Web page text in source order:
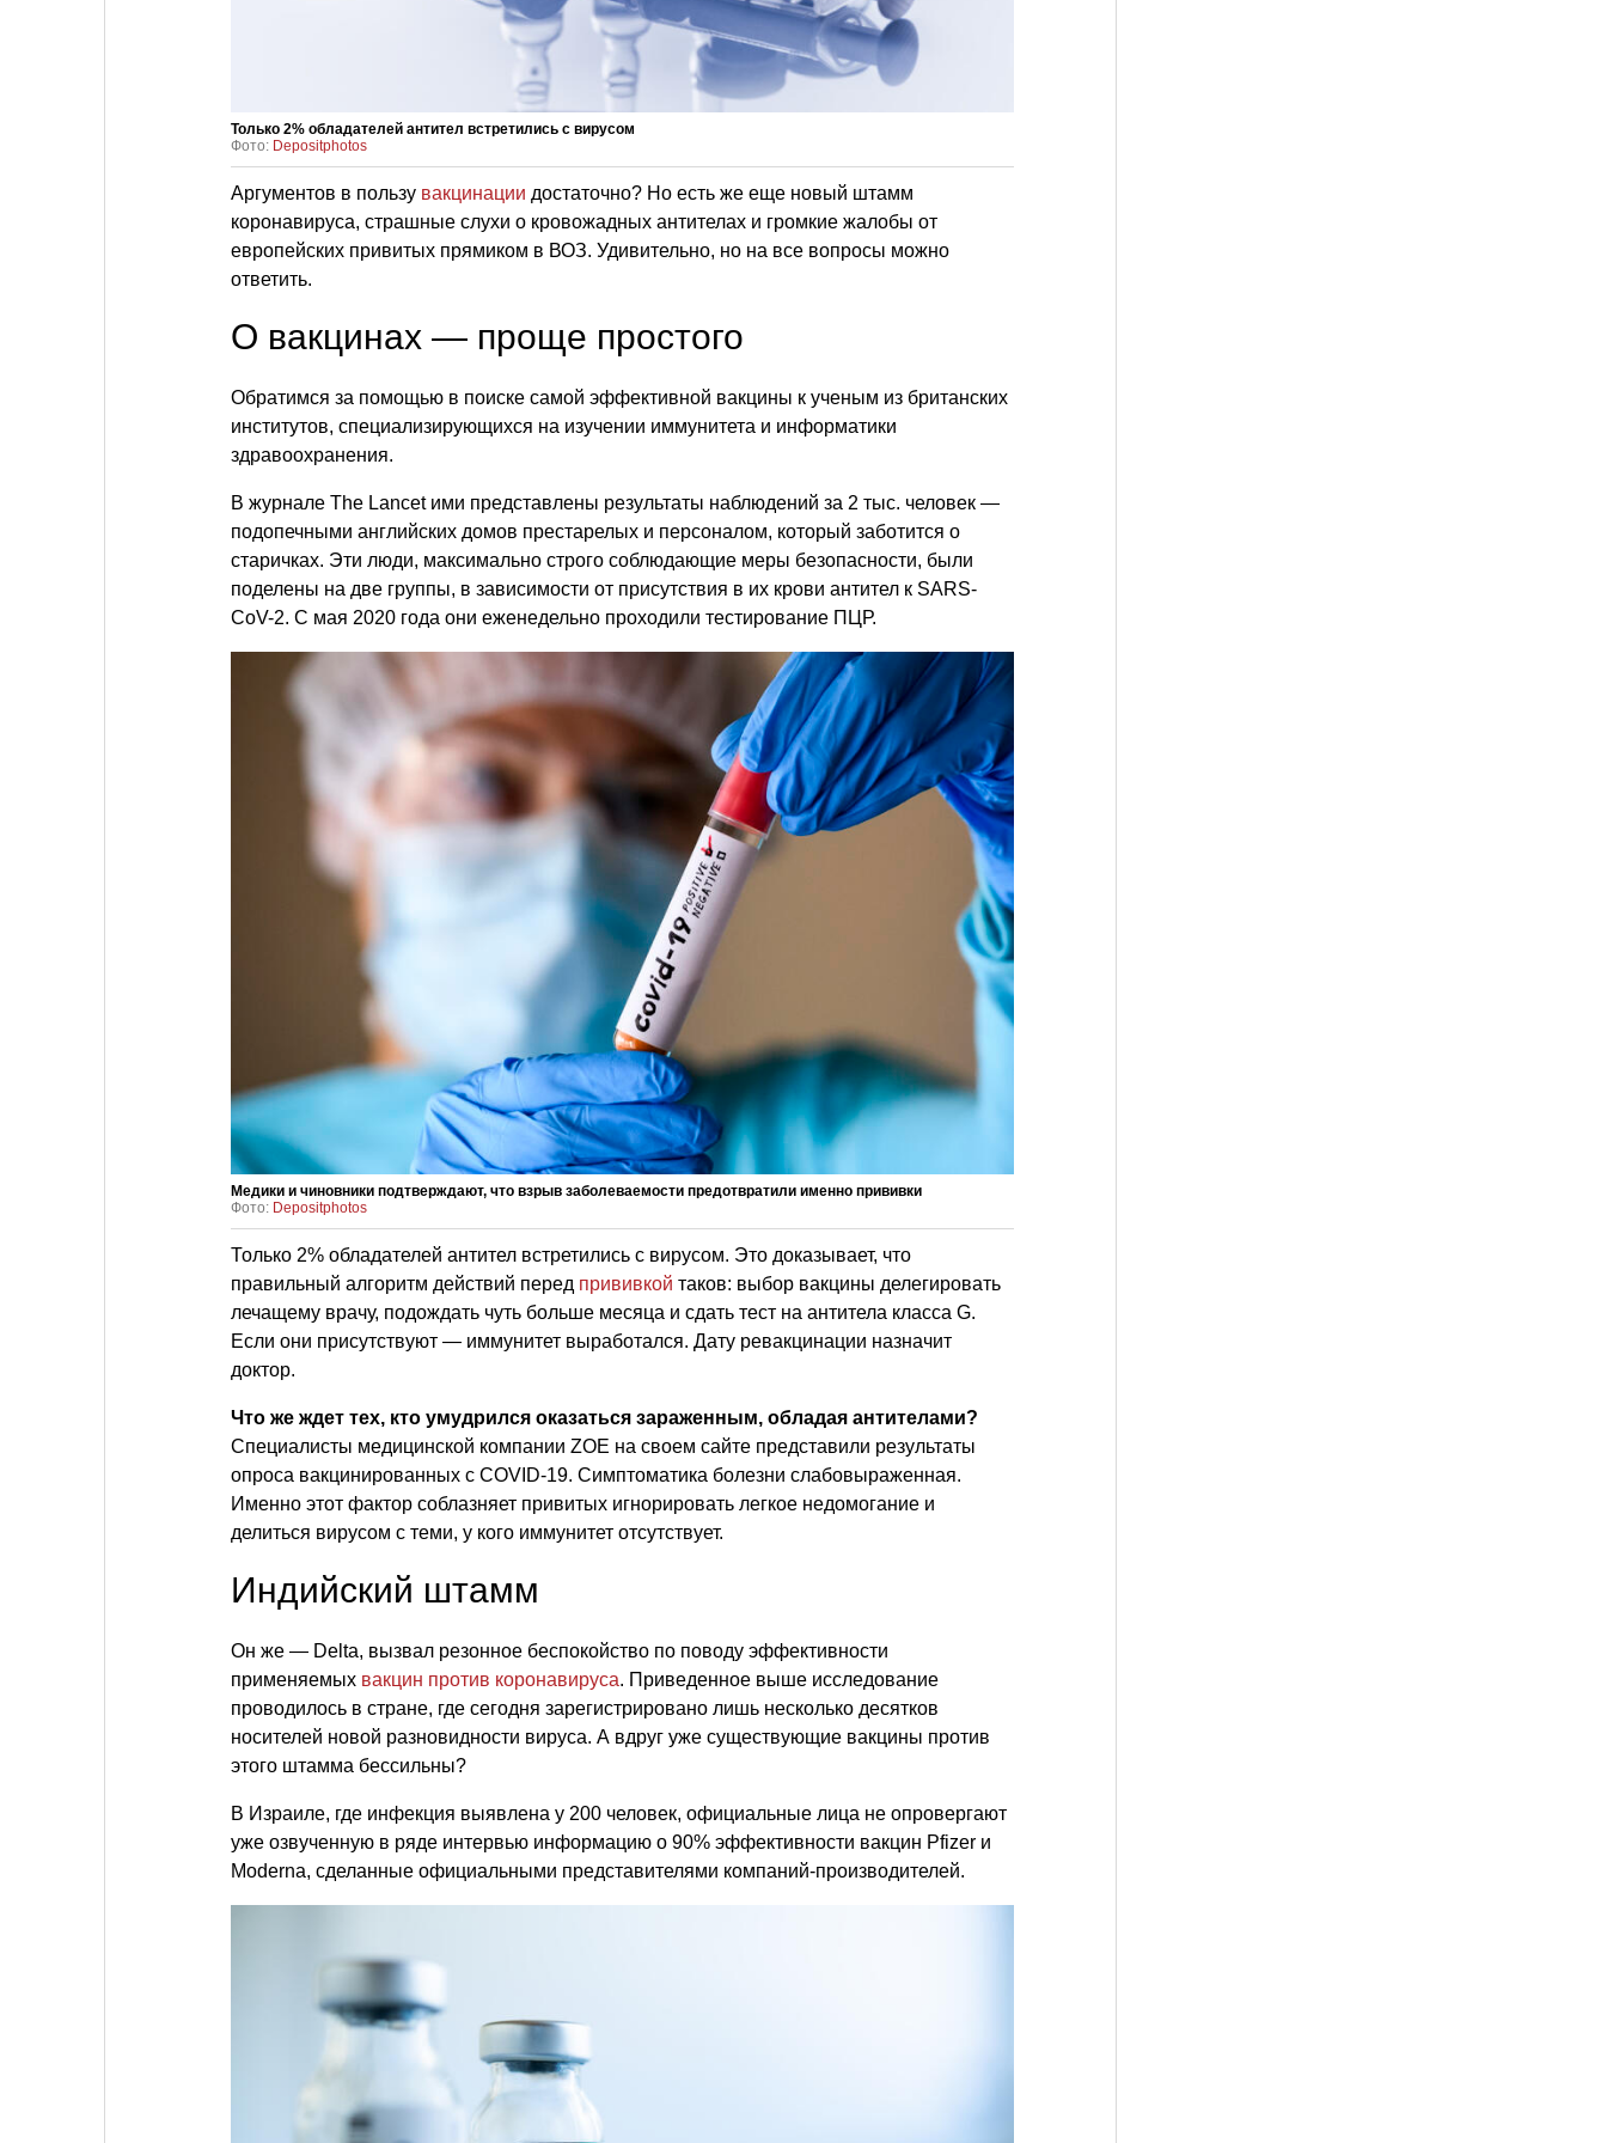
Только 2% обладателей антител встретились с вирусом
Фото: Depositphotos
Аргументов в пользу вакцинации достаточно? Но есть же еще новый штамм
коронавируса, страшные слухи о кровожадных антителах и громкие жалобы от
европейских привитых прямиком в ВОЗ. Удивительно, но на все вопросы можно
ответить.
О вакцинах — проще простого
Обратимся за помощью в поиске самой эффективной вакцины к ученым из британских
институтов, специализирующихся на изучении иммунитета и информатики
здравоохранения.
В журнале The Lancet ими представлены результаты наблюдений за 2 тыс. человек —
подопечными английских домов престарелых и персоналом, который заботится о
старичках. Эти люди, максимально строго соблюдающие меры безопасности, были
поделены на две группы, в зависимости от присутствия в их крови антител к SARS-
CoV-2. С мая 2020 года они еженедельно проходили тестирование ПЦР.
Медики и чиновники подтверждают, что взрыв заболеваемости предотвратили именно прививки
Фото: Depositphotos
Только 2% обладателей антител встретились с вирусом. Это доказывает, что
правильный алгоритм действий перед прививкой таков: выбор вакцины делегировать
лечащему врачу, подождать чуть больше месяца и сдать тест на антитела класса G.
Если они присутствуют — иммунитет выработался. Дату ревакцинации назначит
доктор.
Что же ждет тех, кто умудрился оказаться зараженным, обладая антителами?
Специалисты медицинской компании ZOE на своем сайте представили результаты
опроса вакцинированных с COVID-19. Симптоматика болезни слабовыраженная.
Именно этот фактор соблазняет привитых игнорировать легкое недомогание и
делиться вирусом с теми, у кого иммунитет отсутствует.
Индийский штамм
Он же — Delta, вызвал резонное беспокойство по поводу эффективности
применяемых вакцин против коронавируса. Приведенное выше исследование
проводилось в стране, где сегодня зарегистрировано лишь несколько десятков
носителей новой разновидности вируса. А вдруг уже существующие вакцины против
этого штамма бессильны?
В Израиле, где инфекция выявлена у 200 человек, официальные лица не опровергают
уже озвученную в ряде интервью информацию о 90% эффективности вакцин Pfizer и
Moderna, сделанные официальными представителями компаний-производителей.